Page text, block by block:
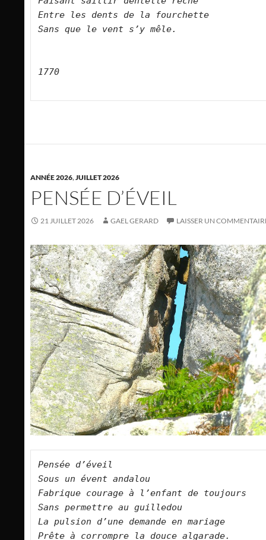
Entre les dents de la fourchette
Sans que le vent s’y mêle.
1770
ANNÉE 2026,JUILLET 2026
PENSÉE D’ÉVEIL
21 JUILLET 2026 GAEL GERARD LAISSER UN
Pensée d’éveil
Sous un évent andalou
Fabrique courage à l’enfant de toujours
Sans permettre au guilledou
La pulsion d’une demande en mariage
Prête à corrompre la douce algarade.